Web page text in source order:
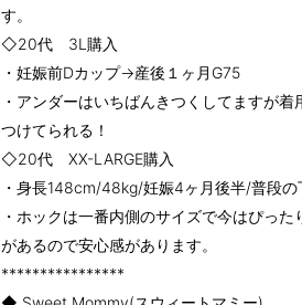
す。
◇20代 3L購入
・妊娠前Dカップ→産後１ヶ月G75
・アンダーはいちばんきつくしてますが
つけてられる！
◇20代 XX-LARGE購入
・身長148cm/48kg/妊娠4ヶ月後半/普段
・ホックは一番内側のサイズで今はぴっ
があるので安心感があります。
****************